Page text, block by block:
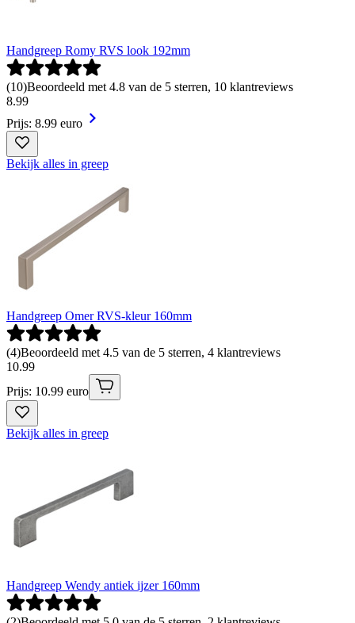
Handgreep Romy RVS look 192mm
(10)Beoordeeld met 4.8 van de 5 sterren, 10 klantreviews
8.99
Prijs: 8.99 euro
Bekijk alles in greep
Handgreep Omer RVS-kleur 160mm
(4)Beoordeeld met 4.5 van de 5 sterren, 4 klantreviews
10.99
Prijs: 10.99 euro
Bekijk alles in greep
Handgreep Wendy antiek ijzer 160mm